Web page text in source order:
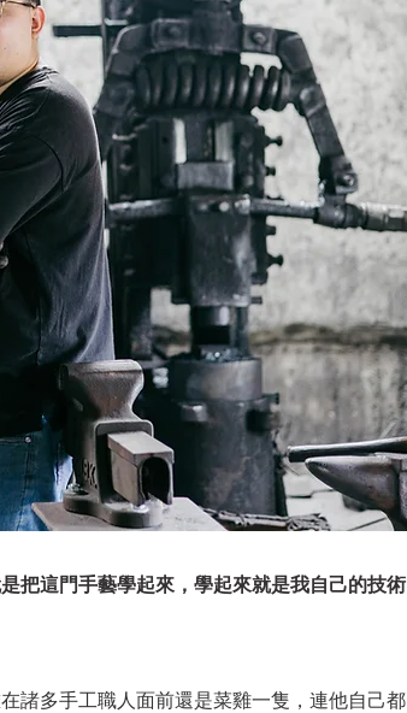
把這門手藝學起來，學起來就是我自己的技術
諸多手工職人面前還是菜雞一隻，連他自己都